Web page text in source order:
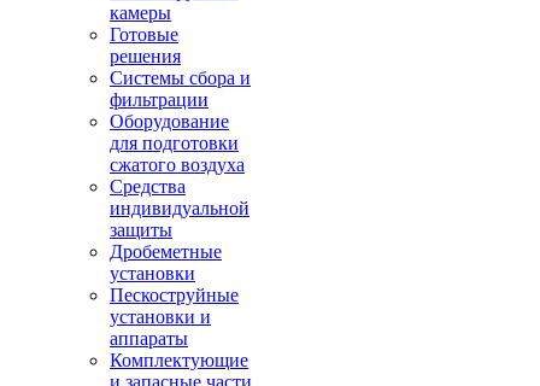
камеры
Готовые
решения
Системы сбора и
фильтрации
Оборудование
для подготовки
сжатого воздуха
Средства
индивидуальной
защиты
Дробеметные
установки
Пескоструйные
установки и
аппараты
Комплектующие
и запасные части